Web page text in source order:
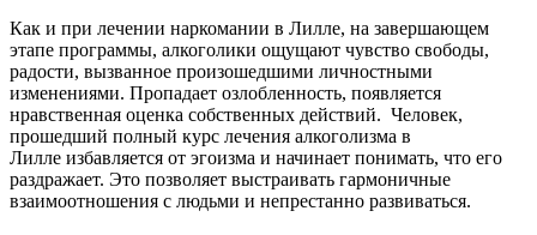
Как и при лечении наркомании в Лилле, на завершающем
этапе программы, алкоголики ощущают чувство свободы,
радости, вызванное произошедшими личностными
изменениями. Пропадает озлобленность, появляется
нравственная оценка собственных действий. Человек,
прошедший полный курс лечения алкоголизма в
Лилле избавляется от эгоизма и начинает понимать, что его
раздражает. Это позволяет выстраивать гармоничные
взаимоотношения с людьми и непрестанно развиваться.